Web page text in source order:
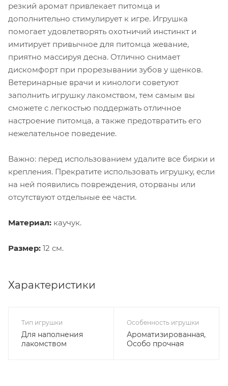
резкий аромат привлекает питомца и
дополнительно стимулирует к игре. Игрушка
помогает удовлетворять охотничий инстинкт и
имитирует привычное для питомца жевание,
приятно массируя десна. Отлично снимает
дискомфорт при прорезывании зубов у щенков.
Ветеринарные врачи и кинологи советуют
заполнить игрушку лакомством, тем самым вы
сможете с легкостью поддержать отличное
настроение питомца, а также предотвратить его
нежелательное поведение.
Важно: перед использованием удалите все бирки и
крепления. Прекратите использовать игрушку, если
на ней появились повреждения, оторваны или
отсутствуют отдельные ее части.
Материал: каучук.
Размер: 12 см.
Характеристики
Тип игрушки
Для наполнения
лакомством
Особенность игрушки
Ароматизированная,
Особо прочная